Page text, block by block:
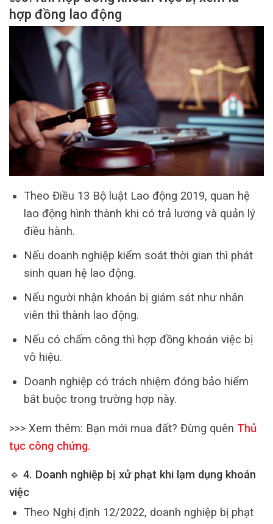
hợp đồng lao động
Theo Điều 13 Bộ luật Lao động 2019, quan hệ
lao động hình thành khi có trả lương và quản lý
điều hành.
Nếu doanh nghiệp kiểm soát thời gian thì phát
sinh quan hệ lao động.
Nếu người nhận khoán bị giám sát như nhân
viên thì thành lao động.
Nếu có chấm công thì hợp đồng khoán việc bị
vô hiệu.
Doanh nghiệp có trách nhiệm đóng bảo hiểm
bắt buộc trong trường hợp này.
>>> Xem thêm: Bạn mới mua đất? Đừng quên Thủ
tục công chứng.
🔹 4. Doanh nghiệp bị xử phạt khi lạm dụng khoán
việc
Theo Nghị định 12/2022, doanh nghiệp bị phạt